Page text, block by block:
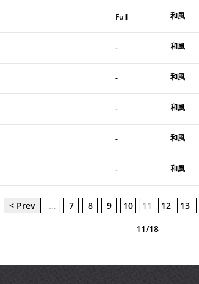
Full 和風
- 和風
- 和風
- 和風
- 和風
- 和風
< Prev … 7 8 9 10 11 12 13
11/18